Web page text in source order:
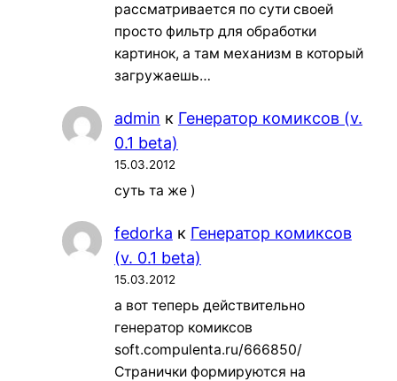
рассматривается по сути своей
просто фильтр для обработки
картинок, а там механизм в который
загружаешь…
admin к Генератор комиксов (v.
0.1 beta)
15.03.2012
суть та же )
fedorka к Генератор комиксов
(v. 0.1 beta)
15.03.2012
а вот теперь действительно
генератор комиксов
soft.compulenta.ru/666850/
Странички формируются на